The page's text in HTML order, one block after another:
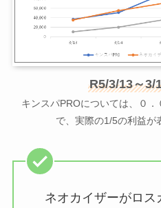
R5/3/13～3/
キンスパPROについては、０
で、実際の1/5の利益が
ネオカイザーがロス